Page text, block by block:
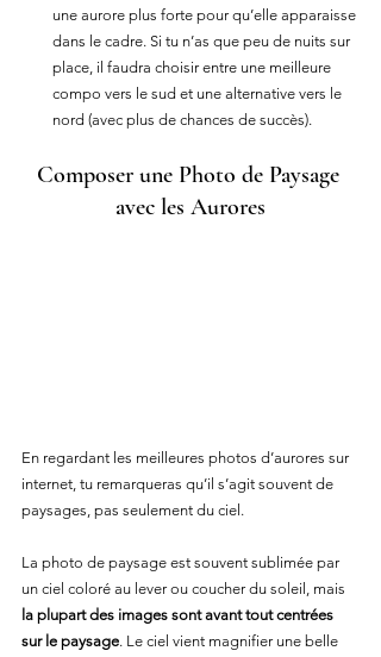
une aurore plus forte pour qu’elle apparaisse
dans le cadre. Si tu n’as que peu de nuits sur
place, il faudra choisir entre une meilleure
compo vers le sud et une alternative vers le
nord (avec plus de chances de succès).
Composer une Photo de Paysage
avec les Aurores
En regardant les meilleures photos d’aurores sur
internet, tu remarqueras qu’il s’agit souvent de
paysages, pas seulement du ciel.
La photo de paysage est souvent sublimée par
un ciel coloré au lever ou coucher du soleil, mais
la plupart des images sont avant tout centrées
sur le paysage. Le ciel vient magnifier une belle